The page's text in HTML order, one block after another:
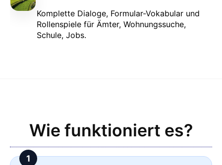
Komplette Dialoge, Formular-Vokabular und
Rollenspiele für Ämter, Wohnungssuche,
Schule, Jobs.
Wie funktioniert es?